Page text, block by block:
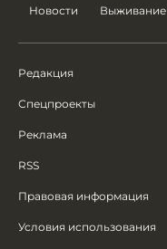
Новости Выживание
Редакция
Спецпроекты
Реклама
RSS
Правовая информация
Условия использования